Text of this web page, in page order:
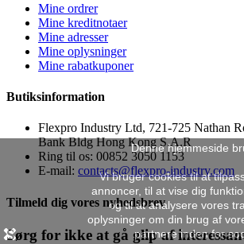
Mine ordrer
Mine kreditnotaer
Mine adresser
Mine oplysninger
Mine rabatkuponer
Butiksinformation
Flexpro Industry Ltd, 721-725 Nathan
Bank Bldg Hong Kong S.A.R
Ring til os: 00852 3050 1153
E-mail: contacts@flexpro-industry.com
Tilmeld dig vores nyhedsbrev
Sørg for ikke at gå glip af
Denne hjemmeside
Vi bruger cookies til at
annoncer, til at vise dig
og til at analysere vores
oplysninger om din brug af
partnere inden for